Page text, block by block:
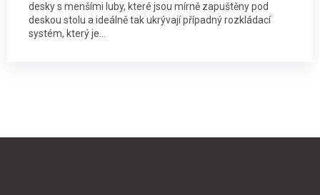
desky s menšími luby, které jsou mírně zapuštěny pod
deskou stolu a ideálně tak ukrývají případný rozkládací
systém, který je...